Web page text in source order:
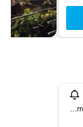
Hierro, 11, Puerto del Carmen, لنزاروته, أسبانيا